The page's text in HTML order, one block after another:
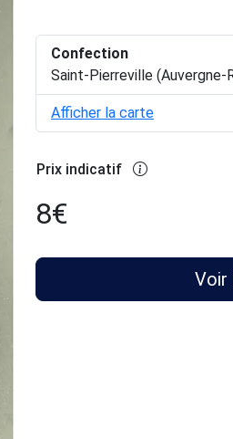
Confection
Saint-Pierreville (Auvergne-
Afficher la carte
Prix indicatif
8€
Voir